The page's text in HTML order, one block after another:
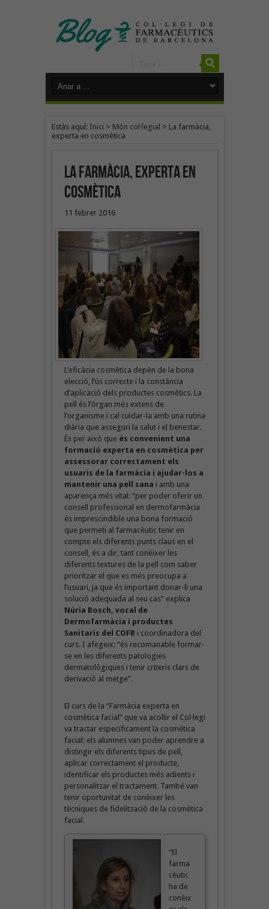
Estàs aquí: Inici > Món col·legial > La farmàcia,
experta en cosmètica
La farmàcia, experta en
cosmètica
11 febrer 2016
L’eficàcia cosmètica depèn de la bona
elecció, l’ús correcte i la constància
d’aplicació dels productes cosmètics. La
pell és l’òrgan més extens de
l’organisme i cal cuidar-la amb una rutina
diària que asseguri la salut i el benestar.
És per això que és convenient una
formació experta en cosmètica per
assessorar correctament els
usuaris de la farmàcia i ajudar-los a
mantenir una pell sana i amb una
aparença més vital: “per poder oferir un
consell professional en dermofarmàcia
és imprescindible una bona formació
que permeti al farmacèutic tenir en
compte els diferents punts claus en el
consell, és a dir, tant conèixer les
diferents textures de la pell com saber
prioritzar el que es més preocupa a
l’usuari, ja que és important donar-li una
solució adequada al seu cas” explica
Núria Bosch, vocal de
Dermofarmàcia i productes
Sanitaris del COFB i coordinadora del
curs. I afegeix: “és recomanable formar-
se en les diferents patologies
dermatològiques i tenir criteris clars de
derivació al metge”.
El curs de la “Farmàcia experta en
cosmètica facial” que va acollir el Col·legi
va tractar específicament la cosmètica
facial: els alumnes van poder aprendre a
distingir els diferents tipus de pell,
aplicar correctament el producte,
identificar els productes més adients i
personalitzar el tractament. També van
tenir oportunitat de conèixer les
tècniques de fidelització de la cosmètica
facial.
“El
farma
cèutic
ha de
conèix